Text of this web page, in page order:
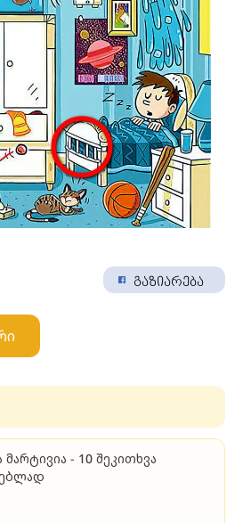
გაზიარება
- 10 შეკითხვა